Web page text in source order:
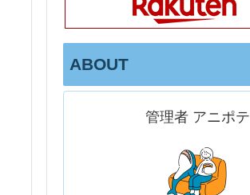
ABOUT
管理者 アニポテ